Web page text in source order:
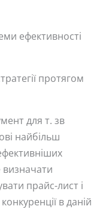
ефективності
протягом
для т. зв
найбільш
визначати
прайс-лист і
в даній